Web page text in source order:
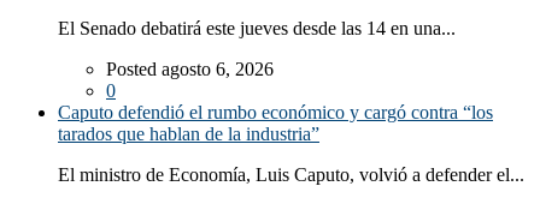
El Senado debatirá este jueves desde las 14 en una...
Posted agosto 6, 2026
0
Caputo defendió el rumbo económico y cargó contra “los
tarados que hablan de la industria”
El ministro de Economía, Luis Caputo, volvió a defender el...